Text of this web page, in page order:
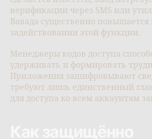
верификации через SMS или
Вавада существенно повышается
задействовании этой функции.
Менеджеры кодов доступа
удерживать и формировать
Приложения зашифровывают
требуют лишь единственный
для доступа ко всем аккаунтам